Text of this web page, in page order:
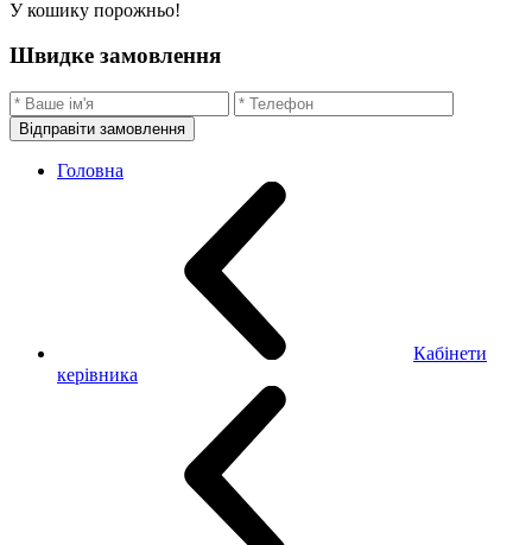
У кошику порожньо!
Швидке замовлення
Відправіти замовлення
Головна
Кабінети
керівника